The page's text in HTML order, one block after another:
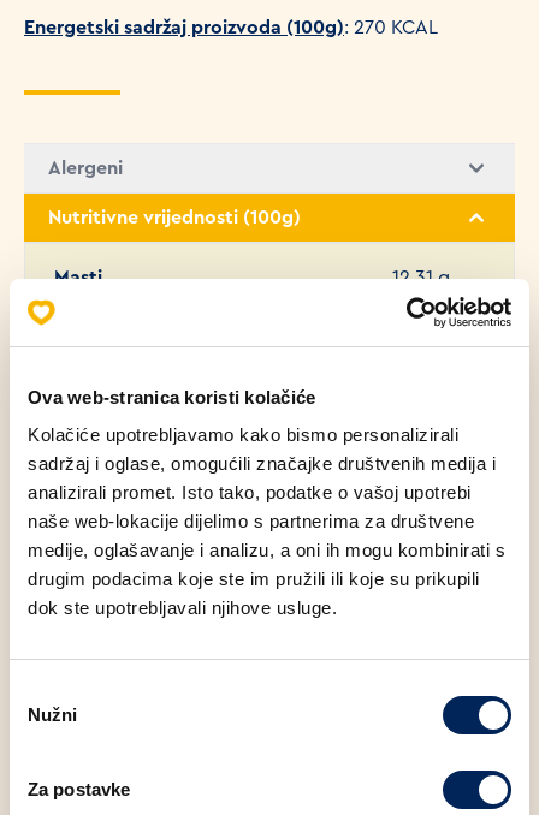
Ova web-stranica koristi kolačiće
Kolačiće upotrebljavamo kako bismo personalizirali
sadržaj i oglase, omogućili značajke društvenih medija i
analizirali promet. Isto tako, podatke o vašoj upotrebi
naše web-lokacije dijelimo s partnerima za društvene
medije, oglašavanje i analizu, a oni ih mogu kombinirati s
drugim podacima koje ste im pružili ili koje su prikupili
dok ste upotrebljavali njihove usluge.
pristanka
Nužni
Za postavke
Energetski sadržaj proizvoda (100g): 270 KCAL
Alergeni
Nutritivne vrijednosti (100g)
Masti 12.31 g
Zasićene masne kiseline 5.04 g
Bjelančevine 10.73 g
Sol 1.37 g
Šećer
Moglo bi Vas zanimati